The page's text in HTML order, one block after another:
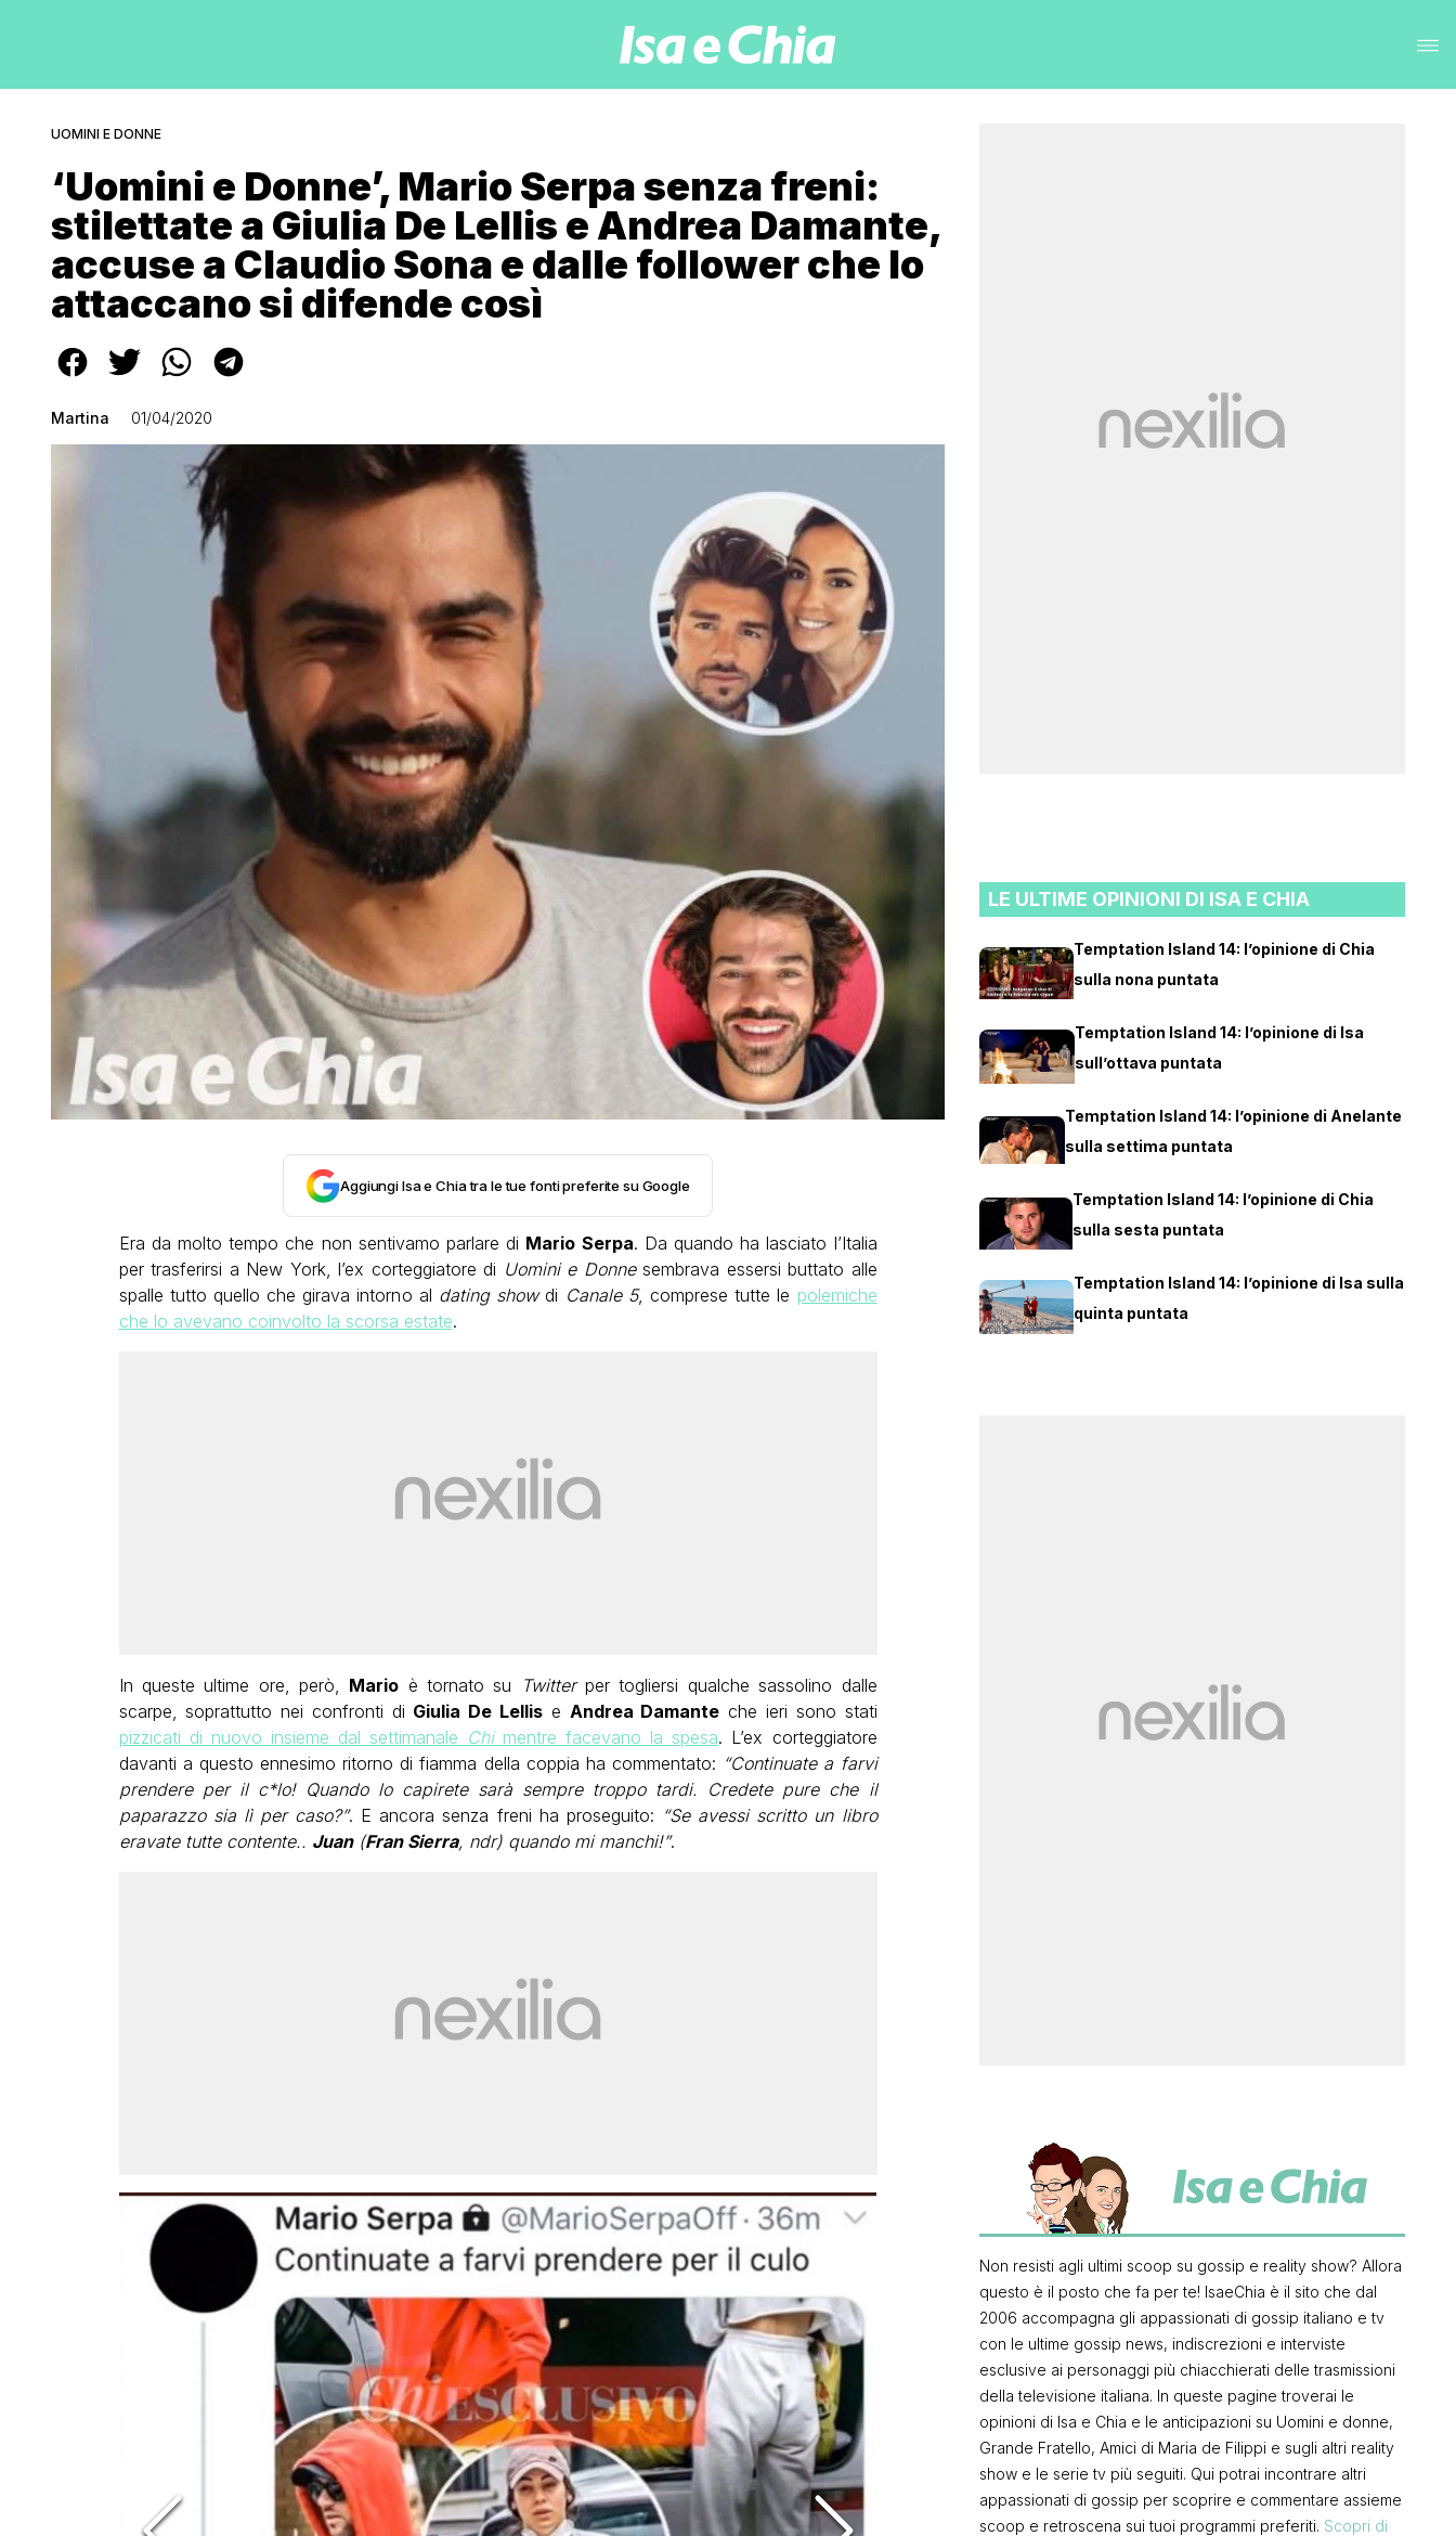
UOMINI E DONNE
‘Uomini e Donne’, Mario Serpa senza freni:
stilettate a Giulia De Lellis e Andrea Damante,
accuse a Claudio Sona e dalle follower che lo
attaccano si difende così
Martina 01/04/2020
Aggiungi Isa e Chia tra le tue fonti preferite su Google
Era da molto tempo che non sentivamo parlare di Mario Serpa. Da quando ha lasciato l’Italia
per trasferirsi a New York, l’ex corteggiatore di Uomini e Donnesembrava essersi buttato alle
spalle tutto quello che girava intorno al dating showdi Canale 5, comprese tutte le polemiche
che lo avevano coinvolto la scorsa estate.
In queste ultime ore, però, Mario è tornato su Twitterper togliersi qualche sassolino dalle
scarpe, soprattutto nei confronti di Giulia De Lellis e Andrea Damante che ieri sono stati
pizzicati di nuovo insieme dal settimanale Chimentre facevano la spesa. L’ex corteggiatore
davanti a questo ennesimo ritorno di fiamma della coppia ha commentato: “Continuate a farvi
prendere per il c*lo! Quando lo capirete sarà sempre troppo tardi. Credete pure che il
paparazzo sia lì per caso?”. E ancora senza freni ha proseguito: “Se avessi scritto un libro
eravate tutte contente.. Juan(Fran Sierra, ndr) quando mi manchi!”.
LE ULTIME OPINIONI DI ISA E CHIA
Temptation Island 14: l’opinione di Chia
sulla nona puntata
Temptation Island 14: l’opinione di Isa
sull’ottava puntata
Temptation Island 14: l’opinione di Anelante
sulla settima puntata
Temptation Island 14: l’opinione di Chia
sulla sesta puntata
Temptation Island 14: l’opinione di Isa sulla
quinta puntata
Non resisti agli ultimi scoop su gossip e reality show? Allora
questo è il posto che fa per te! IsaeChia è il sito che dal
2006 accompagna gli appassionati di gossip italiano e tv
con le ultime gossip news, indiscrezioni e interviste
esclusive ai personaggi più chiacchierati delle trasmissioni
della televisione italiana. In queste pagine troverai le
opinioni di Isa e Chia e le anticipazioni su Uomini e donne,
Grande Fratello, Amici di Maria de Filippi e sugli altri reality
show e le serie tv più seguiti. Qui potrai incontrare altri
appassionati di gossip per scoprire e commentare assieme
scoop e retroscena sui tuoi programmi preferiti. Scopri di